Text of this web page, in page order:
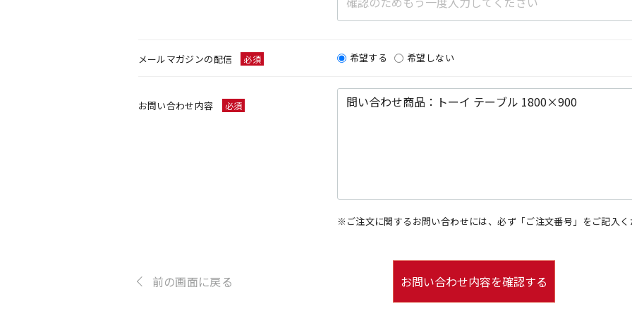
メールマガジンの配信 必須 希望する 希望しない
お問い合わせ内容 必須
※ご注文に関するお問い合わせには、必ず「ご注文番号」をご記入
前の画面に戻る お問い合わせ内容を確認する